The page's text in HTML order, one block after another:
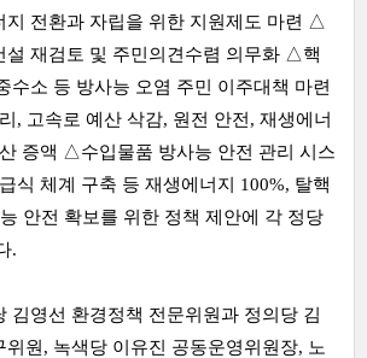
전환과 자립을 위한 지원제도 마련 △
설 재검토 및 주민의견수렴 의무화 △핵
소 등 방사능 오염 주민 이주대책 마련
, 고속로 예산 삭감, 원전 안전, 재생에너
증액 △수입물품 방사능 안전 관리 시스
식 체계 구축 등 재생에너지 100%, 탈핵
안전 확보를 위한 정책 제안에 각 정당
.
김영선 환경정책 전문위원과 정의당 김
위원, 녹색당 이유진 공동운영위원장, 노